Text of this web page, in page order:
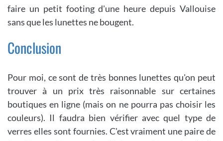
faire un petit footing d'une heure depuis Vallouise
sans que les lunettes ne bougent.
Conclusion
Pour moi, ce sont de très bonnes lunettes qu'on peut
trouver à un prix très raisonnable sur certaines
boutiques en ligne (mais on ne pourra pas choisir les
couleurs). Il faudra bien vérifier avec quel type de
verres elles sont fournies. C'est vraiment une paire de